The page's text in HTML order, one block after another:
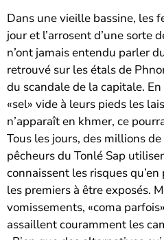
Dans une vieille bassine, les
jour et l’arrosent d’une sorte
n’ont jamais entendu parler
retrouvé sur les étals de
du scandale de la capitale.
«sel» vide à leurs pieds les
n’apparaît en khmer, ce
Tous les jours, des millions
pêcheurs du Tonlé Sap
connaissent les risques
les premiers à être exposés.
vomissements, «coma
assaillent couramment les